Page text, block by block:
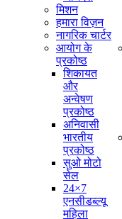
मिशन
हमारा विज़न
नागरिक चार्टर
आयोग के
प्रकोष्ठ
शिकायत
और
अन्वेषण
प्रकोष्ठ
अनिवासी
भारतीय
प्रकोष्ठ
सुओ मोटो
सेल
24×7
एनसीडब्ल्यू
महिला